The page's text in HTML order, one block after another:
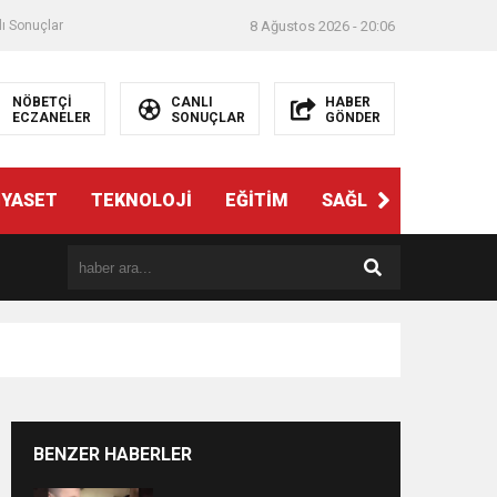
Sonuçlar 8 Ağustos 2026 - 20:06
NÖBETÇİ
ECZANELER
CANLI
SONUÇLAR
HABER
GÖNDER
TEKNOLOJİ EĞİTİM SAĞLIK
BENZER HABERLER